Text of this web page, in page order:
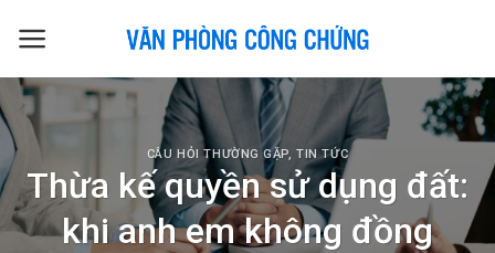
CÂU HỎI THƯỜNG GẶP,TIN TỨC
Thừa kế quyền sử dụng đất:
khi anh em không đồng